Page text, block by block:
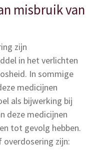
misbruik van
zijn
in het verlichten
In sommige
medicijnen
als bijwerking bij
deze medicijnen
tot gevolg hebben.
overdosering zijn: